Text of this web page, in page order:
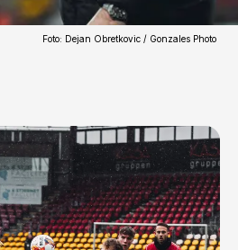
Foto: Dejan Obretkovic / Gonzales Photo